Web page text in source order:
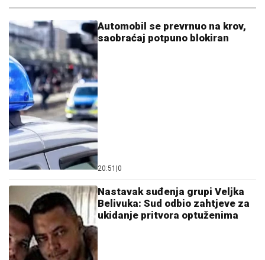
Automobil se prevrnuo na krov,
saobraćaj potpuno blokiran
20:51 0
Nastavak suđenja grupi Veljka
Belivuka: Sud odbio zahtjeve za
ukidanje pritvora optuženima